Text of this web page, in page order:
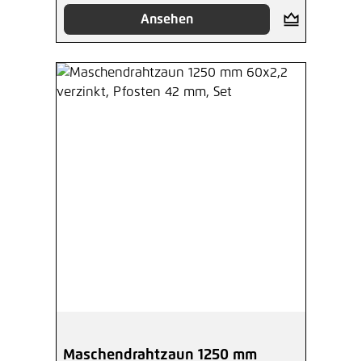
Ansehen
Maschendrahtzaun 1250 mm